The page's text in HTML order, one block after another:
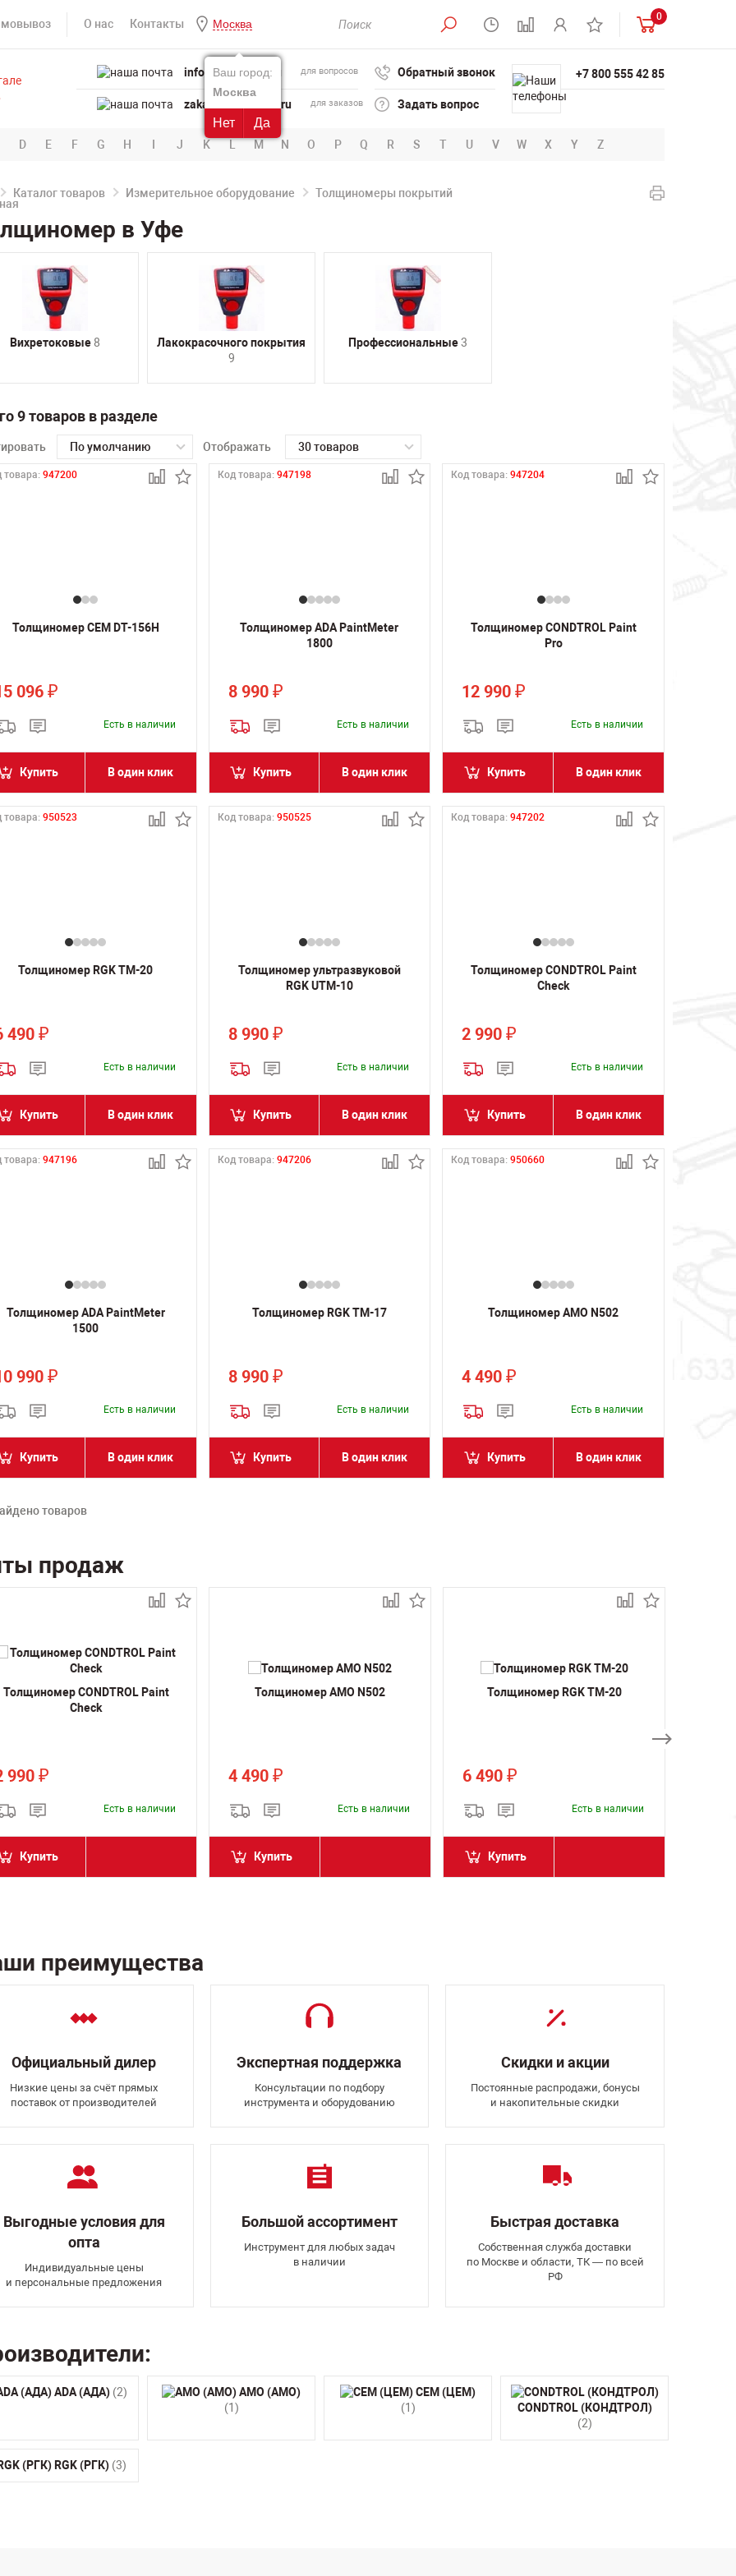
О нас Контакты Москва
Ваш город:
Москва
Нет Да
0
info@powertool.ru для вопросов
zakaz@powertool.ru для заказов
Обратный звонок
Задать вопрос
+7 800 555 42 85
D E F G H I J K L M N O P Q R S T U V W X Y Z
Каталог товаров Измерительное оборудование Толщиномеры покрытий
в Уфе
Вихретоковые 8
Лакокрасочного покрытия
9
Профессиональные3
9 товаров в разделе
По умолчанию Отображать 30 товаров
товара: 947200
Толщиномер CEM DT-156H
096 ₽
Есть в наличии
Купить В один клик
Код товара: 947198
Толщиномер ADA PaintMeter
1800
8 990 ₽
Есть в наличии
Купить В один клик
Код товара:947204
Толщиномер CONDTROL Paint
Pro
12 990₽
Есть в наличии
Купить В один клик
товара: 950523
Толщиномер RGK TM-20
490 ₽
Есть в наличии
Купить В один клик
Код товара: 950525
Толщиномер ультразвуковой
RGK UTM-10
8 990 ₽
Есть в наличии
Купить В один клик
Код товара:947202
Толщиномер CONDTROL Paint
Сheck
2 990₽
Есть в наличии
Купить В один клик
товара: 947196
Толщиномер ADA PaintMeter
1500
990 ₽
Есть в наличии
Купить В один клик
Код товара: 947206
Толщиномер RGK TM-17
8 990 ₽
Есть в наличии
Купить В один клик
Код товара:950660
Толщиномер AMO N502
4 490₽
Есть в наличии
Купить В один клик
товаров
продаж
Толщиномер CONDTROL Paint
Сheck
990 ₽
Есть в наличии
Купить
Толщиномер AMO N502
4 490 ₽
Есть в наличии
Купить
Толщиномер RGK TM-20
6 490 ₽
Есть в наличии
Купить
преимущества
Официальный дилер
Низкие цены за счёт прямых
поставок от производителей
Экспертная поддержка
Консультации по подбору
инструмента и оборудованию
Скидки и акции
Постоянные распродажи, бонусы
и накопительные скидки
Выгодные условия для
опта
Индивидуальные цены
и персональные предложения
Большой ассортимент
Инструмент для любых задач
в наличии
Быстрая доставка
Собственная служба доставки
по Москве и области, ТК — по всей
РФ
ADA (АДА) (2)
AMO (АМО)
(1)
CEM (ЦЕМ)
(1)
CONDTROL (КОНДТРОЛ)
(2)
RGK (РГК) (3)